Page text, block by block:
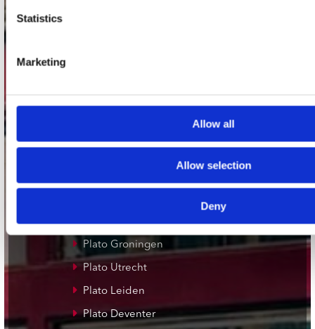
Statistics
Marketing
Allow all
Allow selection
Deny
1017 VP Amsterdam
Record Mania Amsterdam
Plato Groningen
Plato Utrecht
Plato Leiden
Plato Deventer